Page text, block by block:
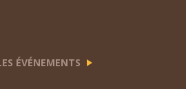
ÉVÉNEMENTS